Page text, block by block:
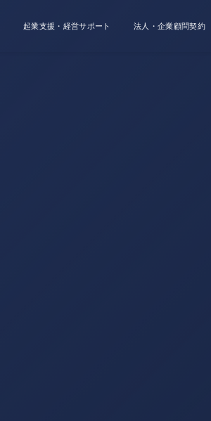
起業支援・経営サポート 法人・企業顧問契約